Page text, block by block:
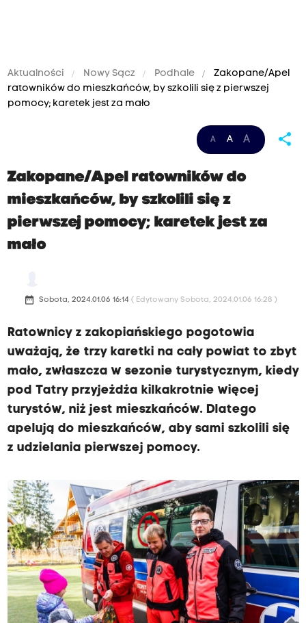
Aktualności Nowy Sącz Podhale
Zakopane/Apel
ratowników do mieszkańców, by szkolili się z pierwszej
pomocy; karetek jest za mało
A A A share
Zakopane/Apel ratowników do
mieszkańców, by szkolili się z
pierwszej pomocy; karetek jest za
mało
date_range Sobota, 2024.01.06 16:14 ( Edytowany Sobota, 2024.01.06 16:28 )
Ratownicy z zakopiańskiego pogotowia
uważają, że trzy karetki na cały powiat to zbyt
mało, zwłaszcza w sezonie turystycznym, kiedy
pod Tatry przyjeżdża kilkakrotnie więcej
turystów, niż jest mieszkańców. Dlatego
apelują do mieszkańców, aby sami szkolili się
z udzielania pierwszej pomocy.